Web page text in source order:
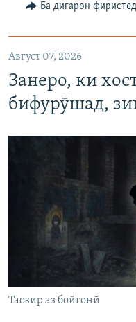
Ба дигарон фиристед
Август 07, 2026
Занеро, ки
бифурӯшад,
Тасвир аз бойгонӣ